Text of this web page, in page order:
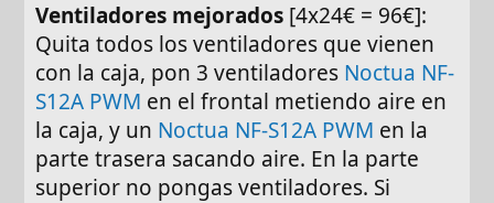
Ventiladores mejorados [4x24€ = 96€]:
Quita todos los ventiladores que vienen
con la caja, pon 3 ventiladores Noctua NF-
S12A PWM en el frontal metiendo aire en
la caja, y un Noctua NF-S12A PWM en la
parte trasera sacando aire. En la parte
superior no pongas ventiladores. Si